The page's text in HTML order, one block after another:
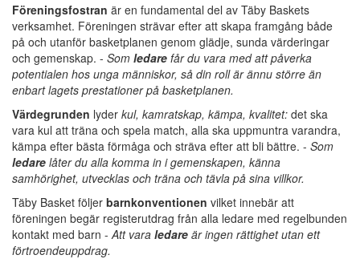
Föreningsfostran är en fundamental del av Täby Baskets
verksamhet. Föreningen strävar efter att skapa framgång både
på och utanför basketplanen genom glädje, sunda värderingar
och gemenskap. - Som ledare får du vara med att påverka
potentialen hos unga människor, så din roll är ännu större än
enbart lagets prestationer på basketplanen.
Värdegrunden lyder kul, kamratskap, kämpa, kvalitet: det ska
vara kul att träna och spela match, alla ska uppmuntra varandra,
kämpa efter bästa förmåga och sträva efter att bli bättre. - Som
ledare låter du alla komma in i gemenskapen, känna
samhörighet, utvecklas och träna och tävla på sina villkor.
Täby Basket följer barnkonventionen vilket innebär att
föreningen begär registerutdrag från alla ledare med regelbunden
kontakt med barn - Att vara ledare är ingen rättighet utan ett
förtroendeuppdrag.